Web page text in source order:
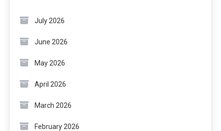
July 2026
June 2026
May 2026
April 2026
March 2026
February 2026